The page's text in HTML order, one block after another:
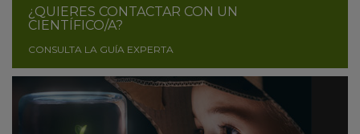
¿QUIERES CONTACTAR CON UN
CIENTÍFICO/A?
CONSULTA LA GUÍA EXPERTA